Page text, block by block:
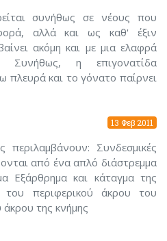
συνήθως σε νέους που
αλλά και ως καθ' έξιν
ακόμη και με μια ελαφρά
η επιγονατίδα
πλευρά και το γόνατο παίρνει
13 Φεβ 2011
Συνδεσμικές
από ένα απλό διάστρεμμα
Εξάρθρημα και κάταγμα της
του περιφερικού άκρου του
άκρου της κνήμης